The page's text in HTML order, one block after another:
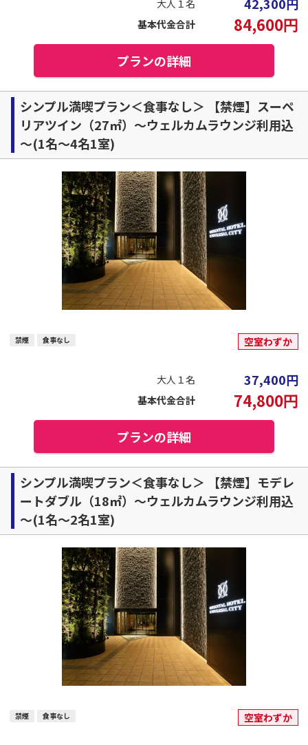
大人１名
基本代金合計 84,600円
プランの詳細
シンプル満喫プラン＜食事なし＞ 【禁煙】スーペ
リアツイン（27㎡）～ウェルカムラウンジ利用込
～(1名～4名1室)
禁煙 食事なし 空室わずか
大人１名 37,400円
基本代金合計 74,800円
プランの詳細
シンプル満喫プラン＜食事なし＞ 【禁煙】モデレ
ートダブル（18㎡）～ウェルカムラウンジ利用込
～(1名～2名1室)
禁煙 食事なし 空室わずか